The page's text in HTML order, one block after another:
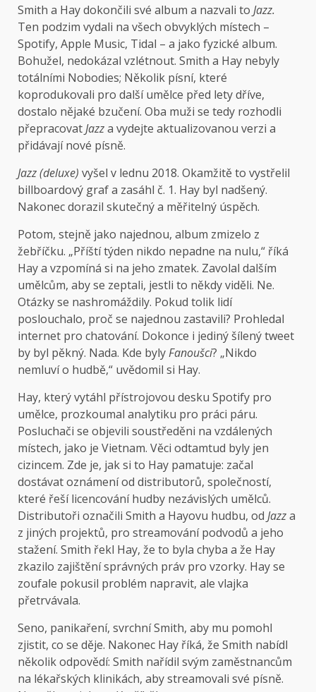
Smith a Hay dokončili své album a nazvali to Jazz.
Ten podzim vydali na všech obvyklých místech –
Spotify, Apple Music, Tidal – a jako fyzické album.
Bohužel, nedokázal vzlétnout. Smith a Hay nebyly
totálními Nobodies; Několik písní, které
koprodukovali pro další umělce před lety dříve,
dostalo nějaké bzučení. Oba muži se tedy rozhodli
přepracovatJazza vydejte aktualizovanou verzi a
přidávají nové písně.
Jazz (deluxe) vyšel v lednu 2018. Okamžitě to vystřelil
billboardový graf a zasáhl č. 1. Hay byl nadšený.
Nakonec dorazil skutečný a měřitelný úspěch.
Potom, stejně jako najednou, album zmizelo z
žebříčku. „Příští týden nikdo nepadne na nulu,“ říká
Hay a vzpomíná si na jeho zmatek. Zavolal dalším
umělcům, aby se zeptali, jestli to někdy viděli. Ne.
Otázky se nashromáždily. Pokud tolik lidí
poslouchalo, proč se najednou zastavili? Prohledal
internet pro chatování. Dokonce i jediný šílený tweet
by byl pěkný. Nada. Kde bylyFanoušci? „Nikdo
nemluví o hudbě,“ uvědomil si Hay.
Hay, který vytáhl přístrojovou desku Spotify pro
umělce, prozkoumal analytiku pro práci páru.
Posluchači se objevili soustředěni na vzdálených
místech, jako je Vietnam. Věci odtamtud byly jen
cizincem. Zde je, jak si to Hay pamatuje: začal
dostávat oznámení od distributorů, společností,
které řeší licencování hudby nezávislých umělců.
Distributoři označili Smith a Hayovu hudbu, od Jazza
z jiných projektů, pro streamování podvodů a jeho
stažení. Smith řekl Hay, že to byla chyba a že Hay
zkazilo zajištění správných práv pro vzorky. Hay se
zoufale pokusil problém napravit, ale vlajka
přetrvávala.
Seno, panikaření, svrchní Smith, aby mu pomohl
zjistit, co se děje. Nakonec Hay říká, že Smith nabídl
několik odpovědí: Smith nařídil svým zaměstnancům
na lékařských klinikách, aby streamovali své písně.